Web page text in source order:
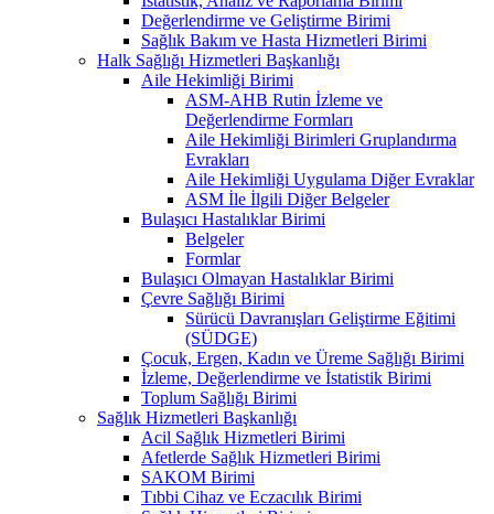
Değerlendirme ve Geliştirme Birimi
Sağlık Bakım ve Hasta Hizmetleri Birimi
Halk Sağlığı Hizmetleri Başkanlığı
Aile Hekimliği Birimi
ASM-AHB Rutin İzleme ve
Değerlendirme Formları
Aile Hekimliği Birimleri Gruplandırma
Evrakları
Aile Hekimliği Uygulama Diğer Evraklar
ASM İle İlgili Diğer Belgeler
Bulaşıcı Hastalıklar Birimi
Belgeler
Formlar
Bulaşıcı Olmayan Hastalıklar Birimi
Çevre Sağlığı Birimi
Sürücü Davranışları Geliştirme Eğitimi
(SÜDGE)
Çocuk, Ergen, Kadın ve Üreme Sağlığı Birimi
İzleme, Değerlendirme ve İstatistik Birimi
Toplum Sağlığı Birimi
Sağlık Hizmetleri Başkanlığı
Acil Sağlık Hizmetleri Birimi
Afetlerde Sağlık Hizmetleri Birimi
SAKOM Birimi
Tıbbi Cihaz ve Eczacılık Birimi